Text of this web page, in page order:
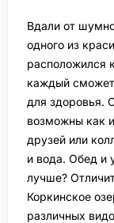
Вдали от
одного из
расположился
каждый сможет
для здоровья.
возможны как
друзей или
и вода. Обед и
лучше?
Коркинское
различных